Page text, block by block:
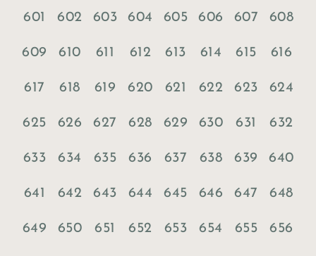
601 602 603 604 605 606 607 608
609 610 611 612 613 614 615 616
617 618 619 620 621 622 623 624
625 626 627 628 629 630 631 632
633 634 635 636 637 638 639 640
641 642 643 644 645 646 647 648
649 650 651 652 653 654 655 656